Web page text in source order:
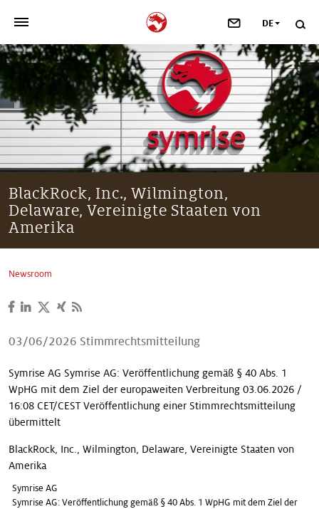
UNSER UNTERNEHMEN >
NEWSROOM >
INVESTOREN >
>
IHRE KARRIERE
>
Unsere Geschichten
DE
BlackRock, Inc., Wilmington,
Delaware, Vereinigte Staaten von
Amerika
Newsroom
03/06/2026 Stimmrechtsmitteilung
Symrise AG Symrise AG: Veröffentlichung gemäß § 40 Abs. 1
WpHG mit dem Ziel der europaweiten Verbreitung 03.06.2026 /
16:08 CET/CEST Veröffentlichung einer Stimmrechtsmitteilung
übermittelt
BlackRock, Inc., Wilmington, Delaware, Vereinigte Staaten von
Amerika
Symrise AG
Symrise AG: Veröffentlichung gemäß § 40 Abs. 1 WpHG mit dem Ziel der